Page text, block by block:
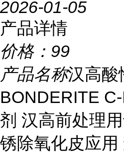
2026-01-05
产品详情
价格： 99
产品名称汉高酸
BONDERITE
剂 汉高前处理
锈除氧化皮应用